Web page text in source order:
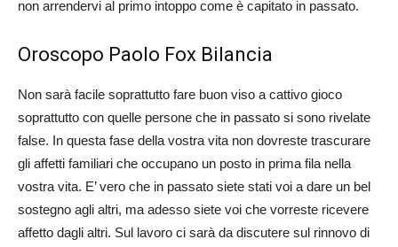
non arrendervi al primo intoppo come è capitato in passato.
Oroscopo Paolo Fox Bilancia
Non sarà facile soprattutto fare buon viso a cattivo gioco
soprattutto con quelle persone che in passato si sono rivelate
false. In questa fase della vostra vita non dovreste trascurare
gli affetti familiari che occupano un posto in prima fila nella
vostra vita. E’ vero che in passato siete stati voi a dare un bel
sostegno agli altri, ma adesso siete voi che vorreste ricevere
affetto dagli altri. Sul lavoro ci sarà da discutere sul rinnovo di